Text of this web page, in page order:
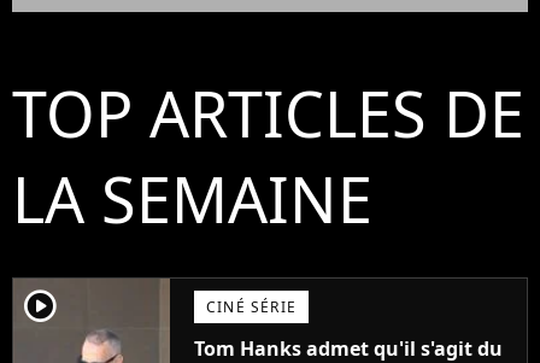
TOP ARTICLES DE
LA SEMAINE
player2 CINÉ SÉRIE
Tom Hanks admet qu'il s'agit du